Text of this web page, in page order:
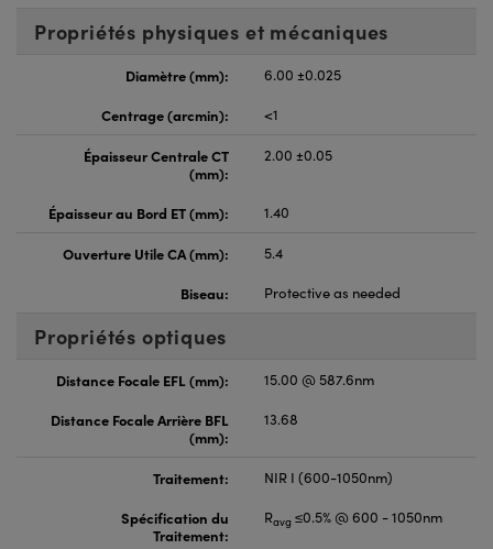
Propriétés physiques et mécaniques
Diamètre (mm):
6.00 ±0.025
Centrage (arcmin):
<1
Épaisseur Centrale CT
(mm):
2.00 ±0.05
Épaisseur au Bord ET (mm): 1.40
Ouverture Utile CA (mm):
5.4
Biseau:
Protective as needed
Propriétés optiques
Distance Focale EFL (mm):
15.00 @ 587.6nm
Distance Focale Arrière BFL
(mm):
13.68
Traitement:
NIR I (600-1050nm)
Spécification du
Traitement:
Ravg ≤0.5% @ 600 - 1050nm